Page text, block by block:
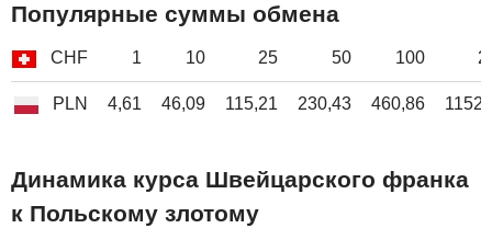
Популярные суммы обмена
CHF 1 10 25 50 100
PLN 4,61 46,09 115,21 230,43 460,86
Динамика курса Швейцарского франка
к Польскому злотому